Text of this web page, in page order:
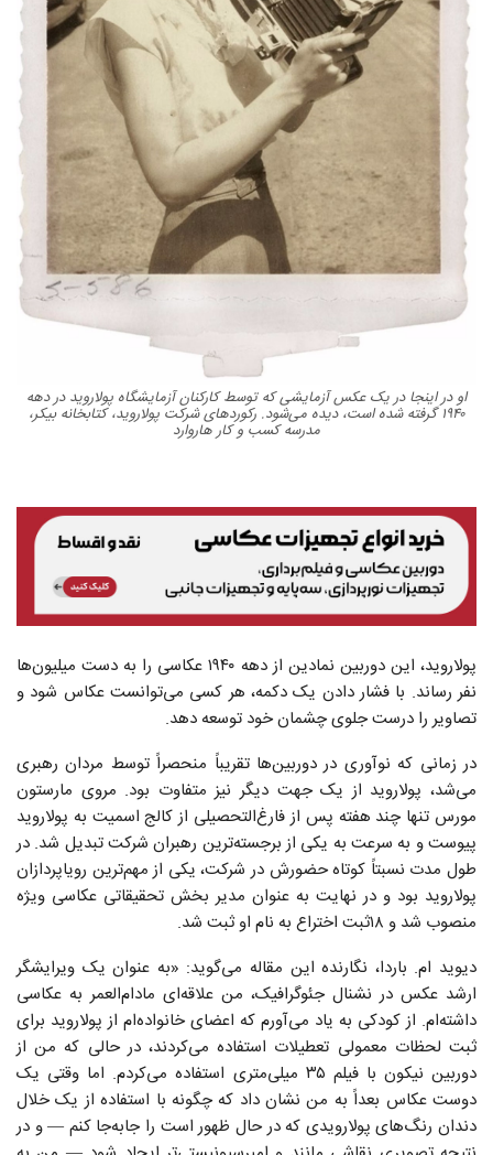
او در اینجا در یک عکس آزمایشی که توسط کارکنان آزمایشگاه پولاروید در دهه
۱۹۴۰ گرفته شده است، دیده می‌شود. رکوردهای شرکت پولاروید، کتابخانه بیکر،
مدرسه کسب و کار هاروارد
پولاروید، این دوربین نمادین از دهه ۱۹۴۰ عکاسی را به دست میلیون‌ها
نفر رساند. با فشار دادن یک دکمه، هر کسی می‌توانست عکاس شود و
تصاویر را درست جلوی چشمان خود توسعه دهد.
در زمانی که نوآوری در دوربین‌ها تقریباً منحصراً توسط مردان رهبری
می‌شد، پولاروید از یک جهت دیگر نیز متفاوت بود. مروی مارستون
مورس تنها چند هفته پس از فارغ‌التحصیلی از کالج اسمیت به پولاروید
پیوست و به سرعت به یکی از برجسته‌ترین رهبران شرکت تبدیل شد. در
طول مدت نسبتاً کوتاه حضورش در شرکت، یکی از مهم‌ترین رویا‌پردازان
پولاروید بود و در نهایت به عنوان مدیر بخش تحقیقاتی عکاسی ویژه
منصوب شد و ۱۸ثبت اختراع به نام او ثبت شد.
دیوید ام. باردا، نگارنده این مقاله می‌گوید: «به عنوان یک ویرایشگر
ارشد عکس در نشنال جئوگرافیک، من علاقه‌ای مادام‌العمر به عکاسی
داشته‌ام. از کودکی به یاد می‌آورم که اعضای خانواده‌ام از پولاروید برای
ثبت لحظات معمولی تعطیلات استفاده می‌کردند، در حالی که من از
دوربین نیکون با فیلم ۳۵ میلی‌متری استفاده می‌کردم. اما وقتی یک
دوست عکاس بعداً به من نشان داد که چگونه با استفاده از یک خلال
دندان رنگ‌های پولارویدی که در حال ظهور است را جابه‌جا کنم — و در